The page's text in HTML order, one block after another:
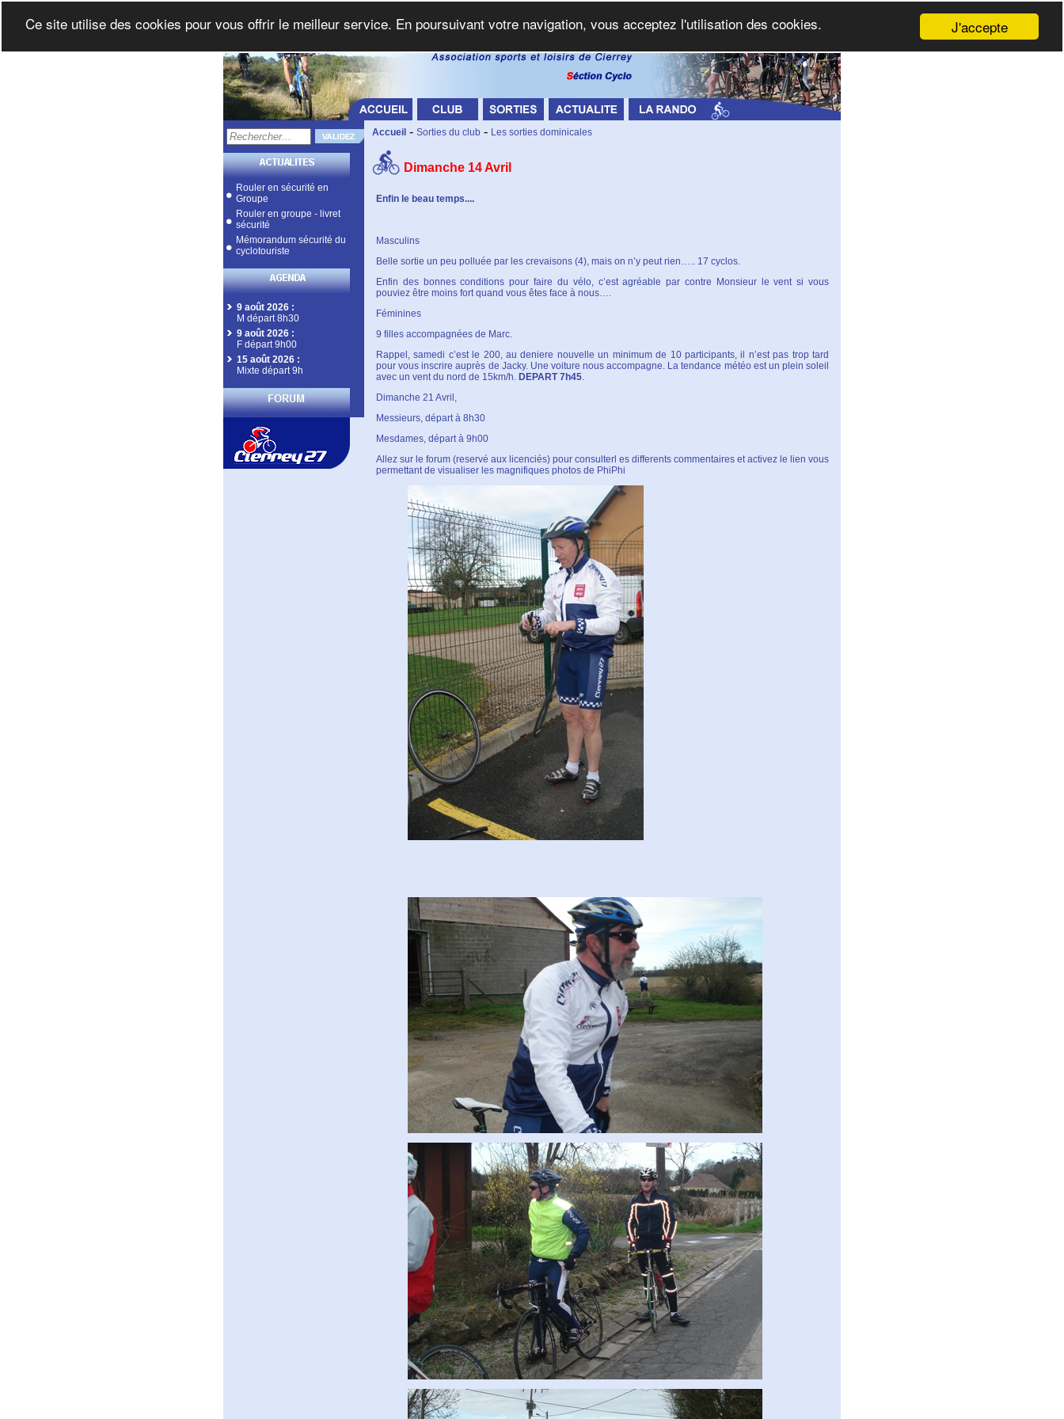
Rouler en sécurité en
Groupe
Rouler en groupe - livret
sécurité
Mémorandum sécurité du
cyclotouriste
9 août 2026 :
M départ 8h30
9 août 2026 :
F départ 9h00
15 août 2026 :
Mixte départ 9h
Accueil - Sorties du club - Les sorties dominicales
Dimanche 14 Avril
Enfin le beau temps....
Masculins
Belle sortie un peu polluée par les crevaisons (4), mais on n’y peut rien….. 17 cyclos.
Enfin des bonnes conditions pour faire du vélo, c’est agréable par contre Monsieur le vent si vous
pouviez être moins fort quand vous êtes face à nous….
Féminines
9 filles accompagnées de Marc.
Rappel, samedi c’est le 200, au deniere nouvelle un minimum de 10 participants, il n’est pas trop tard
pour vous inscrire auprès de Jacky. Une voiture nous accompagne. La tendance météo est un plein soleil
avec un vent du nord de 15km/h. DEPART 7h45.
Dimanche 21 Avril,
Messieurs, départ à 8h30
Mesdames, départ à 9h00
Allez sur le forum (reservé aux licenciés) pour consulterl es differents commentaires et activez le lien vous
permettant de visualiser les magnifiques photos de PhiPhi
J'accepte
Ce site utilise des cookies pour vous offrir le meilleur service. En poursuivant votre navigation, vous acceptez l'utilisation des cookies.